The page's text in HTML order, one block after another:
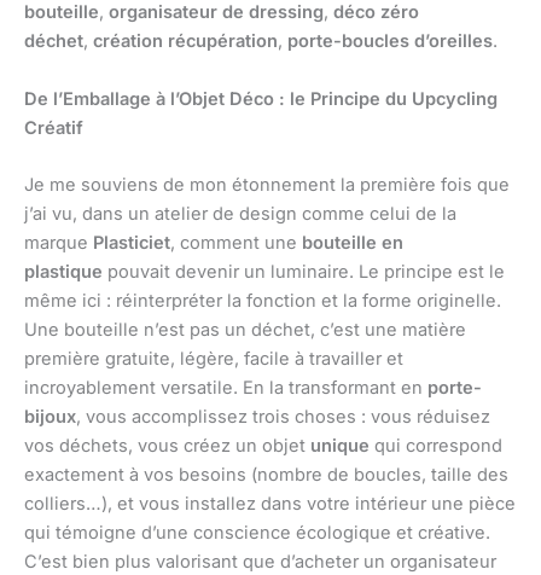
bouteille, organisateur de dressing, déco zéro
déchet, création récupération, porte-boucles d’oreilles.
De l’Emballage à l’Objet Déco : le Principe du Upcycling
Créatif
Je me souviens de mon étonnement la première fois que
j’ai vu, dans un atelier de design comme celui de la
marque Plasticiet, comment une bouteille en
plastique pouvait devenir un luminaire. Le principe est le
même ici : réinterpréter la fonction et la forme originelle.
Une bouteille n’est pas un déchet, c’est une matière
première gratuite, légère, facile à travailler et
incroyablement versatile. En la transformant en porte-
bijoux, vous accomplissez trois choses : vous réduisez
vos déchets, vous créez un objet unique qui correspond
exactement à vos besoins (nombre de boucles, taille des
colliers…), et vous installez dans votre intérieur une pièce
qui témoigne d’une conscience écologique et créative.
C’est bien plus valorisant que d’acheter un organisateur